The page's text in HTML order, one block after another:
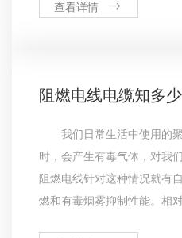
的一份报告，引发了行业的
查看详情
阻燃电线电缆知多少
我们日常生活中使用的
时，会产生有毒气体，对我
阻燃电线针对这种情况就有
燃和有毒烟雾抑制性能。相